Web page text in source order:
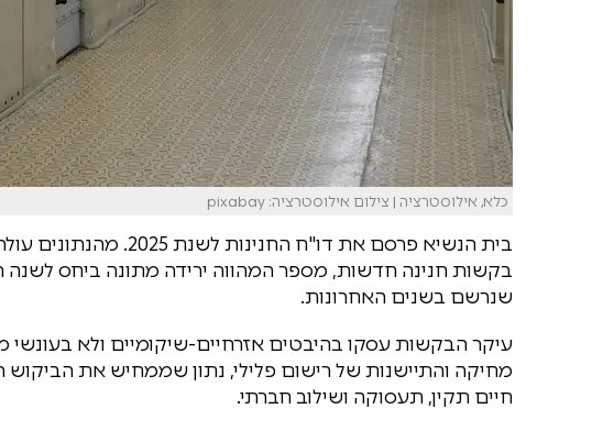
כלא, אילוסטרציה | צילום אילוסטרציה: pixabay
בקשות חנינה חדשות, מספר המהווה ירידה מתונה ביחס לשנה
שנרשם בשנים האחרונות.
מחיקה והתיישנות של רישום פלילי, נתון שממחיש את
חיים תקין, תעסוקה ושילוב חברתי.